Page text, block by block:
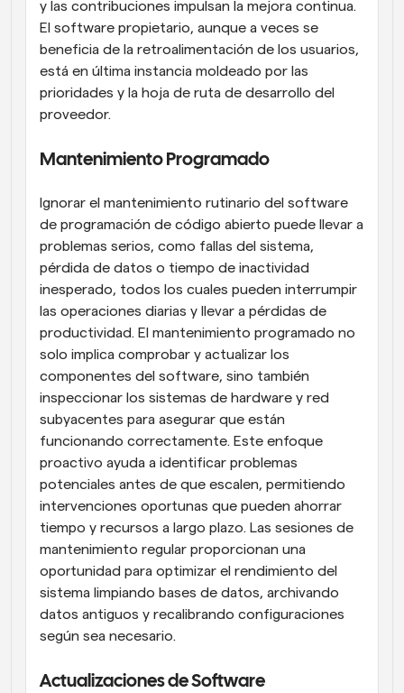
y las contribuciones impulsan la mejora continua.
El software propietario, aunque a veces se
beneficia de la retroalimentación de los usuarios,
está en última instancia moldeado por las
prioridades y la hoja de ruta de desarrollo del
proveedor.
Mantenimiento Programado
Ignorar el mantenimiento rutinario del software
de programación de código abierto puede llevar a
problemas serios, como fallas del sistema,
pérdida de datos o tiempo de inactividad
inesperado, todos los cuales pueden interrumpir
las operaciones diarias y llevar a pérdidas de
productividad. El mantenimiento programado no
solo implica comprobar y actualizar los
componentes del software, sino también
inspeccionar los sistemas de hardware y red
subyacentes para asegurar que están
funcionando correctamente. Este enfoque
proactivo ayuda a identificar problemas
potenciales antes de que escalen, permitiendo
intervenciones oportunas que pueden ahorrar
tiempo y recursos a largo plazo. Las sesiones de
mantenimiento regular proporcionan una
oportunidad para optimizar el rendimiento del
sistema limpiando bases de datos, archivando
datos antiguos y recalibrando configuraciones
según sea necesario.
Actualizaciones de Software